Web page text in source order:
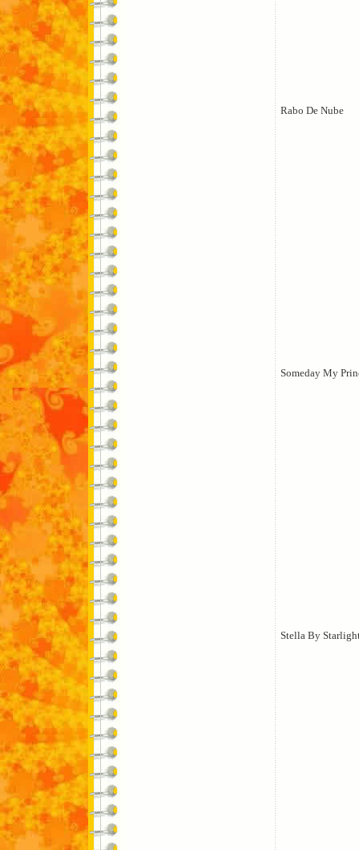
Rabo De Nube
Someday My
Stella By